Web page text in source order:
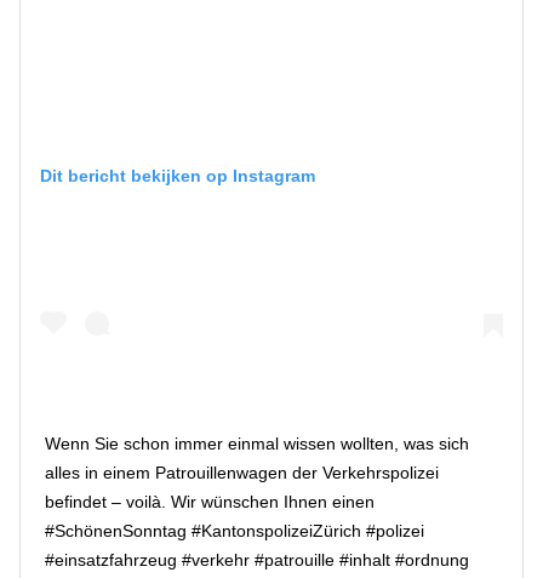
Dit bericht bekijken op Instagram
Wenn Sie schon immer einmal wissen wollten, was sich
alles in einem Patrouillenwagen der Verkehrspolizei
befindet – voilà. Wir wünschen Ihnen einen
#SchönenSonntag #KantonspolizeiZürich #polizei
#einsatzfahrzeug #verkehr #patrouille #inhalt #ordnung